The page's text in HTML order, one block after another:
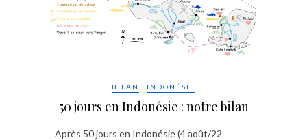
BILAN INDONÉSIE
50 jours en Indonésie : notre bilan
Après 50 jours en Indonésie (4 août/22